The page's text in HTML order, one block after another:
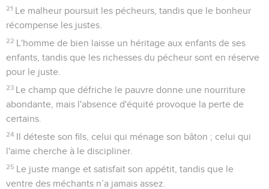
21 Le malheur poursuit les pécheurs, tandis que le bonheur
récompense les justes.
22 L'homme de bien laisse un héritage aux enfants de ses
enfants, tandis que les richesses du pécheur sont en réserve
pour le juste.
23 Le champ que défriche le pauvre donne une nourriture
abondante, mais l'absence d'équité provoque la perte de
certains.
24 Il déteste son fils, celui qui ménage son bâton ; celui qui
l'aime cherche à le discipliner.
25 Le juste mange et satisfait son appétit, tandis que le
ventre des méchants n’a jamais assez.